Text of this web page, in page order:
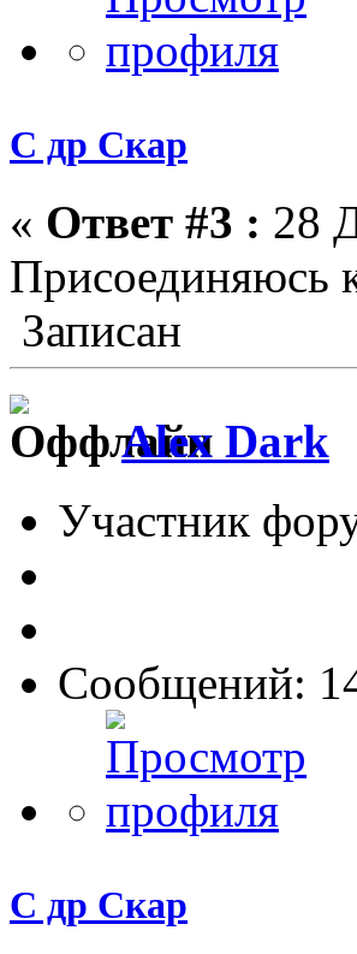
С др Скар
« Ответ #3 : 28
Присоединяюсь
Записан
Alex Dark
Участник
Сообщений:
С др Скар